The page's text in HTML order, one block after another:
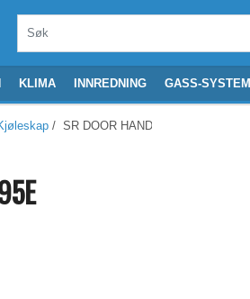
KLIMA INNREDNING GASS-SYSTEM
/ SR DOOR HANDLE T2095E